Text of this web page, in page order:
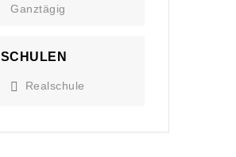
Ganztägig
SCHULEN
Realschule